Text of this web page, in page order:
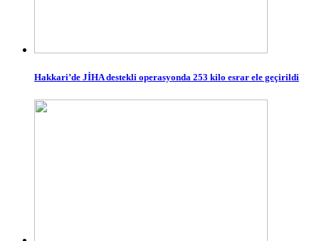
Hakkari’de JİHA destekli operasyonda 253 kilo esrar ele geçirildi